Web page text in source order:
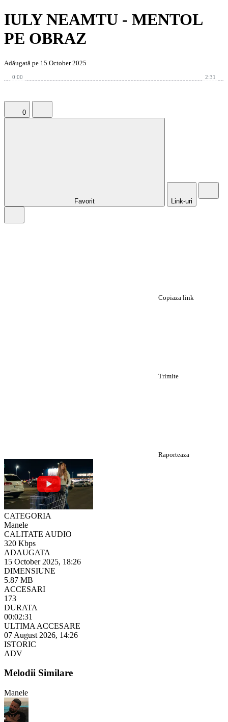
IULY NEAMTU - MENTOL
PE OBRAZ
Adăugată pe 15 October 2025
0:00 2:31
0
Favorit Link-uri
Copiaza link
Trimite
Raporteaza
CATEGORIA
Manele
CALITATE AUDIO
320 Kbps
ADAUGATA
15 October 2025, 18:26
DIMENSIUNE
5.87 MB
ACCESARI
173
DURATA
00:02:31
ULTIMA ACCESARE
07 August 2026, 14:26
ISTORIC
ADV
Melodii Similare
Manele